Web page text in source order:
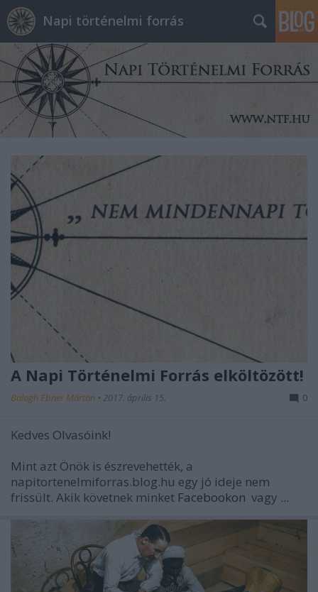
Napi történelmi forrás
A Napi Történelmi Forrás elköltözött!
Balogh Ebner Márton • 2017. április 15. 0
Kedves Olvasóink!
Mint azt Önök is észrevehették, a
napitortenelmiforras.blog.hu egy jó ideje nem
frissült. Akik követnek minket Facebookon vagy ...